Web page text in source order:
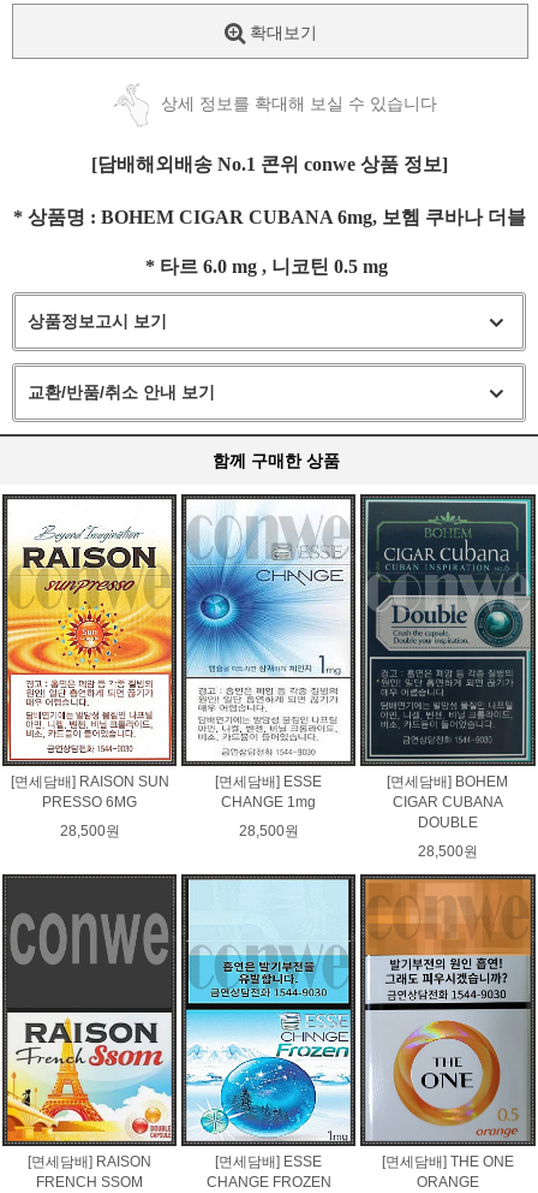
확대보기
상세 정보를 확대해 보실 수 있습니다
[담배해외배송 No.1 콘위 conwe 상품 정보]
* 상품명 : BOHEM CIGAR CUBANA 6mg, 보헴 쿠바나 더블
* 타르 6.0 mg , 니코틴 0.5 mg
상품정보고시 보기
교환/반품/취소 안내 보기
함께 구매한 상품
[면세담배] RAISON SUN
PRESSO 6MG
28,500원
[면세담배] ESSE
CHANGE 1mg
28,500원
[면세담배] BOHEM
CIGAR CUBANA
DOUBLE
28,500원
[면세담배] RAISON
FRENCH SSOM
[면세담배] ESSE
CHANGE FROZEN
[면세담배] THE ONE
ORANGE